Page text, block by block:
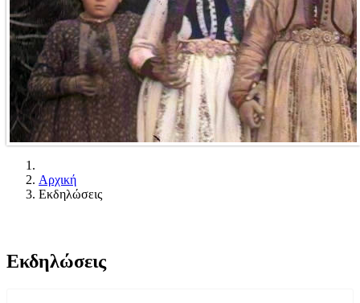
Αρχική
Εκδηλώσεις
Εκδηλώσεις